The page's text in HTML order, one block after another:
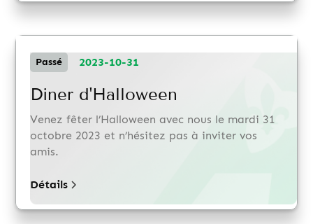
Passé 2023-10-31
Diner d'Halloween
Venez fêter l’Halloween avec nous le mardi 31
octobre 2023 et n’hésitez pas à inviter vos
amis.
Détails